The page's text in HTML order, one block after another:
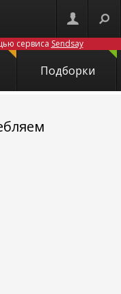
сервиса Sendsay
Подборки